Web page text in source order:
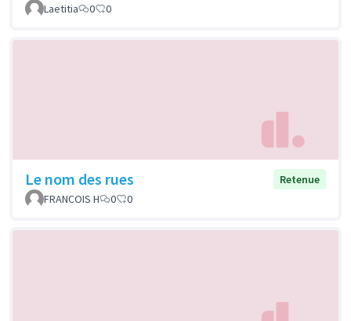
Laetitia 0 0
Le nom des rues
Retenue
FRANCOIS H
0 0